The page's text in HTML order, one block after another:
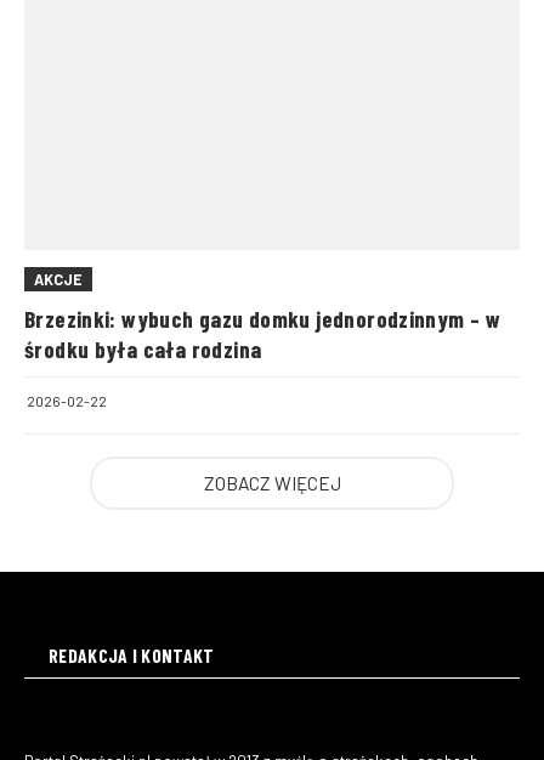
AKCJE
Brzezinki: wybuch gazu domku jednorodzinnym – w
środku była cała rodzina
2026-02-22
ZOBACZ WIĘCEJ
REDAKCJA I KONTAKT